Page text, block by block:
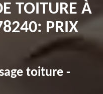
TOITURE À
PRIX
toiture -